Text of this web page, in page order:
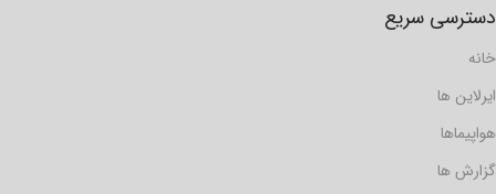
دسترسی سریع
خانه
ایرلاین ها
هواپیماها
گزارش ها